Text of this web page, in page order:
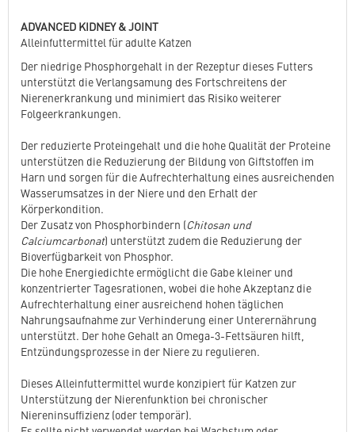
ADVANCED KIDNEY & JOINT
Alleinfuttermittel für adulte Katzen
Der niedrige Phosphorgehalt in der Rezeptur dieses Futters
unterstützt die Verlangsamung des Fortschreitens der
Nierenerkrankung und minimiert das Risiko weiterer
Folgeerkrankungen.
Der reduzierte Proteingehalt und die hohe Qualität der Proteine
unterstützen die Reduzierung der Bildung von Giftstoffen im
Harn und sorgen für die Aufrechterhaltung eines ausreichenden
Wasserumsatzes in der Niere und den Erhalt der
Körperkondition.
Der Zusatz von Phosphorbindern (Chitosan und
Calciumcarbonat) unterstützt zudem die Reduzierung der
Bioverfügbarkeit von Phosphor.
Die hohe Energiedichte ermöglicht die Gabe kleiner und
konzentrierter Tagesrationen, wobei die hohe Akzeptanz die
Aufrechterhaltung einer ausreichend hohen täglichen
Nahrungsaufnahme zur Verhinderung einer Unterernährung
unterstützt. Der hohe Gehalt an Omega-3-Fettsäuren hilft,
Entzündungsprozesse in der Niere zu regulieren.
Dieses Alleinfuttermittel wurde konzipiert für Katzen zur
Unterstützung der Nierenfunktion bei chronischer
Niereninsuffizienz (oder temporär).